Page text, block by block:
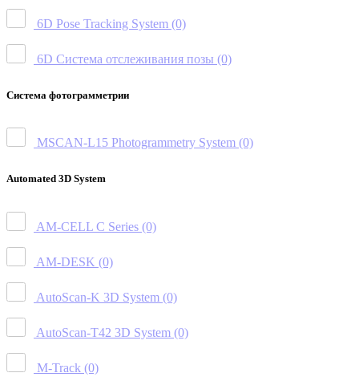
6D Pose Tracking System (0)
6D Система отслеживания позы (0)
Система фотограмметрии
MSCAN-L15 Photogrammetry System (0)
Automated 3D System
AM-CELL C Series (0)
AM-DESK (0)
AutoScan-K 3D System (0)
AutoScan-T42 3D System (0)
M-Track (0)